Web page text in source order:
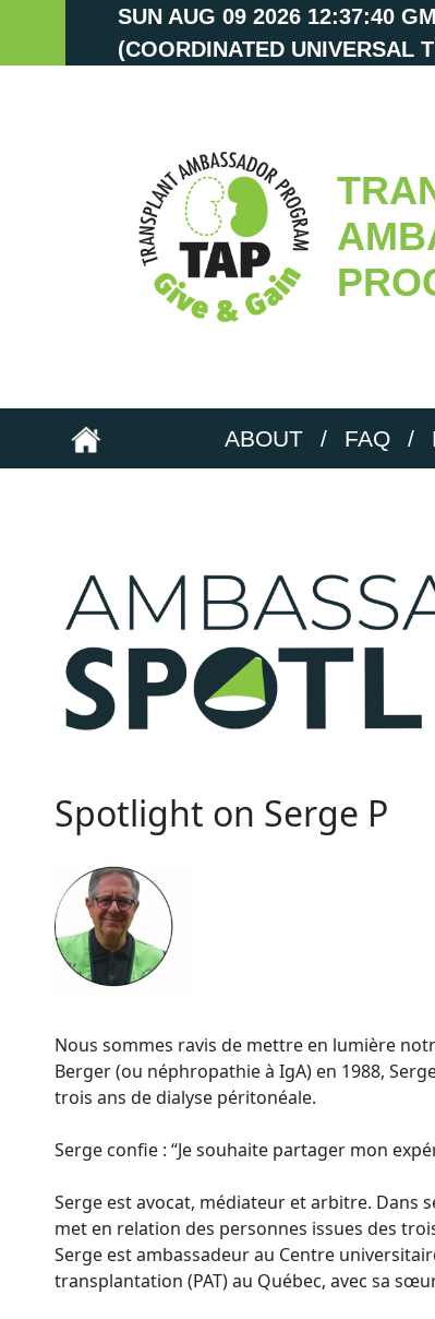
SUN AUG 09 2026 12:37:40
(COORDINATED UNIVERSAL
ABOUT / FAQ /
Spotlight on Serge P
Nous sommes ravis de mettre en lumière
Berger (ou néphropathie à IgA) en 1988,
trois ans de dialyse péritonéale.
Serge confie : “Je souhaite partager mon
Serge est avocat, médiateur et arbitre. Dans
met en relation des personnes issues des
Serge est ambassadeur au Centre
transplantation (PAT) au Québec, avec sa